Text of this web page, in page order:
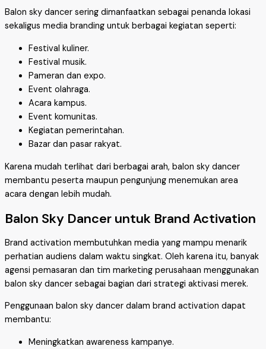
Balon sky dancer sering dimanfaatkan sebagai penanda lokasi
sekaligus media branding untuk berbagai kegiatan seperti:
Festival kuliner.
Festival musik.
Pameran dan expo.
Event olahraga.
Acara kampus.
Event komunitas.
Kegiatan pemerintahan.
Bazar dan pasar rakyat.
Karena mudah terlihat dari berbagai arah, balon sky dancer
membantu peserta maupun pengunjung menemukan area
acara dengan lebih mudah.
Balon Sky Dancer untuk Brand Activation
Brand activation membutuhkan media yang mampu menarik
perhatian audiens dalam waktu singkat. Oleh karena itu, banyak
agensi pemasaran dan tim marketing perusahaan menggunakan
balon sky dancer sebagai bagian dari strategi aktivasi merek.
Penggunaan balon sky dancer dalam brand activation dapat
membantu:
Meningkatkan awareness kampanye.